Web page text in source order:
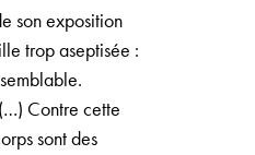
son exposition
trop aseptisée :
Contre cette
sont des